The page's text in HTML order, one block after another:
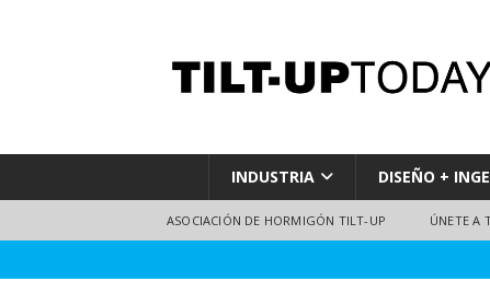
INDUSTRIA DISEÑO +
ASOCIACIÓN DE HORMIGÓN TILT-UP ÚNETE A